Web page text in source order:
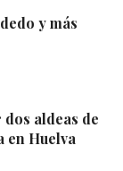
y más
aldeas de
en Huelva